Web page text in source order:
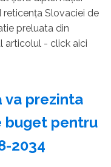
reticenţa Slovaciei de
preluata din
articolul - click aici
va prezinta
buget pentru
2034